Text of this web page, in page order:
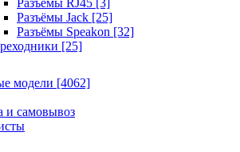
Разъёмы RJ45 [3]
Разъёмы Jack [25]
Разъёмы Speakon [32]
[25]
модели [4062]
и самовывоз